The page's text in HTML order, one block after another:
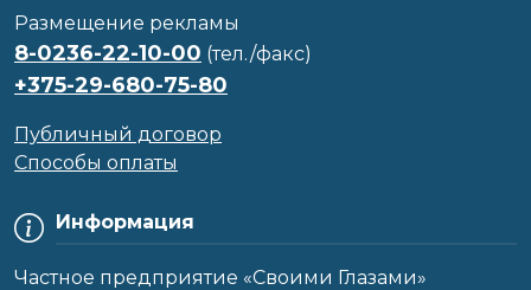
Информация
Частное предприятие «Своими Глазами»
Размещение рекламы
8-0236-22-10-00 (тел./факс)
+375-29-680-75-80
Публичный договор
Способы оплаты